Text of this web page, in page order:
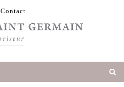
Contact